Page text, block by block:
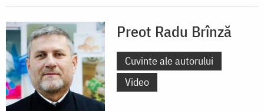
Preot Radu Brînză
Cuvinte ale autorului
Video